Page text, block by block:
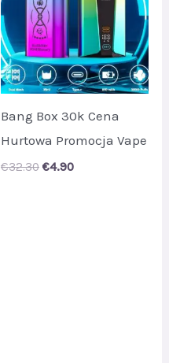
Bang Box 30k Cena
Hurtowa Promocja Vape
€32.30 Original
€4.90Current